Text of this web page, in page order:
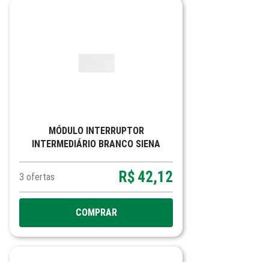
MÓDULO INTERRUPTOR
INTERMEDIÁRIO BRANCO SIENA
3 ofertas R$ 42,12
COMPRAR